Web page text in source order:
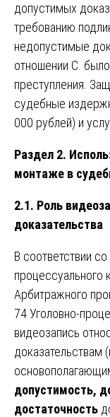
допустимых
требованию
недопустимые
отношении С.
преступления.
судебные
000 рублей) и
Раздел 2.
монтаже в
2.1. Роль
доказательства
В соответствии
процессуального
Арбитражного
74 Уголовно-
видеозапись
доказательствам
допустимость,
достаточность